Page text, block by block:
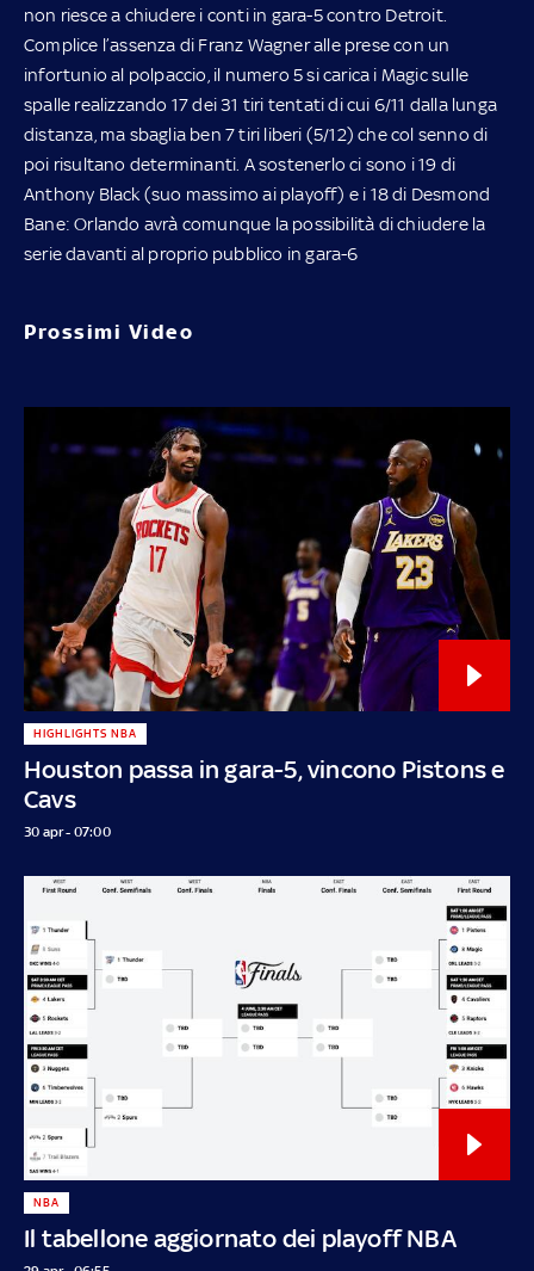
non riesce a chiudere i conti in gara-5 contro Detroit.
Complice l’assenza di Franz Wagner alle prese con un
infortunio al polpaccio, il numero 5 si carica i Magic sulle
spalle realizzando 17 dei 31 tiri tentati di cui 6/11 dalla lunga
distanza, ma sbaglia ben 7 tiri liberi (5/12) che col senno di
poi risultano determinanti. A sostenerlo ci sono i 19 di
Anthony Black (suo massimo ai playoff) e i 18 di Desmond
Bane: Orlando avrà comunque la possibilità di chiudere la
serie davanti al proprio pubblico in gara-6
Prossimi Video
Houston passa in gara-5, vincono Pistons e
Cavs
HIGHLIGHTS NBA
30 apr - 07:00
Il tabellone aggiornato dei playoff NBA
NBA